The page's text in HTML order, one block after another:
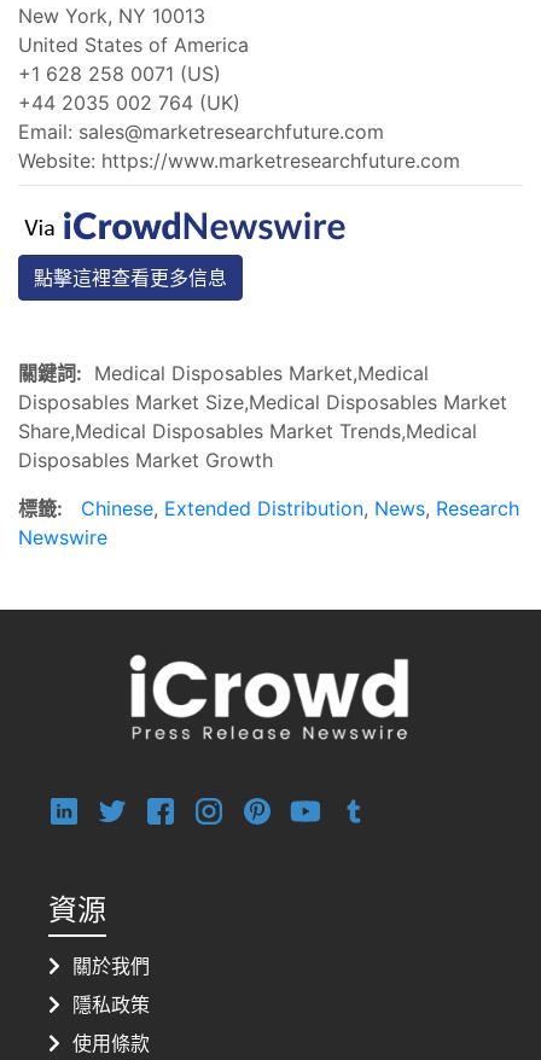
New York, NY 10013
United States of America
+1 628 258 0071 (US)
+44 2035 002 764 (UK)
Email: sales@marketresearchfuture.com
Website: https://www.marketresearchfuture.com
點擊這裡查看更多信息
關鍵詞: Medical Disposables Market,Medical
Disposables Market Size,Medical Disposables Market
Share,Medical Disposables Market Trends,Medical
Disposables Market Growth
標籤:
Chinese, Extended Distribution, News, Research
Newswire
資源
關於我們
隱私政策
使用條款